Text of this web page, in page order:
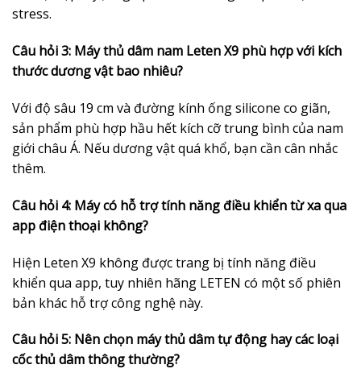
stress.
Câu hỏi 3: Máy thủ dâm nam Leten X9 phù hợp với kích
thước dương vật bao nhiêu?
Với độ sâu 19 cm và đường kính ống silicone co giãn,
sản phẩm phù hợp hầu hết kích cỡ trung bình của nam
giới châu Á. Nếu dương vật quá khổ, bạn cần cân nhắc
thêm.
Câu hỏi 4: Máy có hỗ trợ tính năng điều khiển từ xa qua
app điện thoại không?
Hiện Leten X9 không được trang bị tính năng điều
khiển qua app, tuy nhiên hãng LETEN có một số phiên
bản khác hỗ trợ công nghệ này.
Câu hỏi 5: Nên chọn máy thủ dâm tự động hay các loại
cốc thủ dâm thông thường?